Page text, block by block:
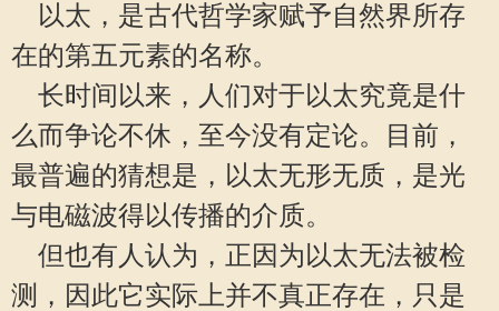
以太，是古代哲学家赋予自然界所存
在的第五元素的名称。
长时间以来，人们对于以太究竟是什
么而争论不休，至今没有定论。目前，
最普遍的猜想是，以太无形无质，是光
与电磁波得以传播的介质。
但也有人认为，正因为以太无法被检
测，因此它实际上并不真正存在，只是